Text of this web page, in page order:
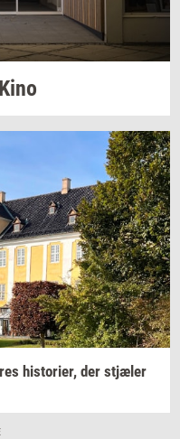
Kino
hi­sto­ri­er, der stjæ­ler